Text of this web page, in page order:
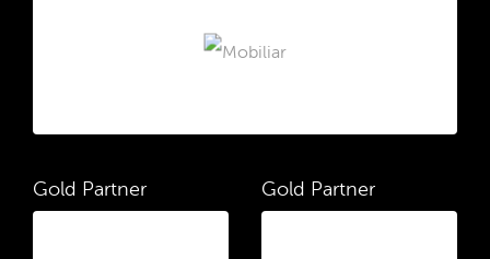
Gold Partner Gold Partner